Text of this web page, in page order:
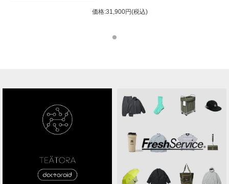
価格:31,900円(税込)